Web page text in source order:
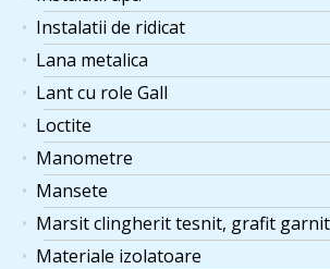
Instalatii de ridicat
Lana metalica
Lant cu role Gall
Loctite
Manometre
Mansete
Marsit clingherit tesnit, grafit
Materiale izolatoare